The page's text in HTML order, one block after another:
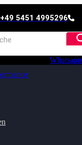
+49 5451 4995296
Whatsapp